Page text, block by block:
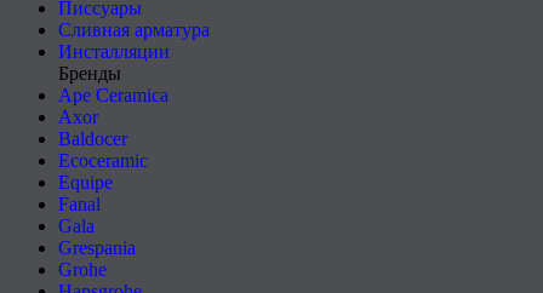
Писсуары
Сливная арматура
Инсталляции
Бренды
Ape Ceramica
Axor
Baldocer
Ecoceramic
Equipe
Fanal
Gala
Grespania
Grohe